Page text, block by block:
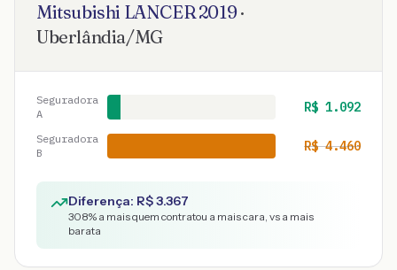
Mitsubishi LANCER2019·
Uberlândia/MG
Seguradora
A
R$ 1.092
Seguradora
B
R$4.460
Diferença: R$3.367
308% a mais quem contratou a mais cara, vs a mais
barata